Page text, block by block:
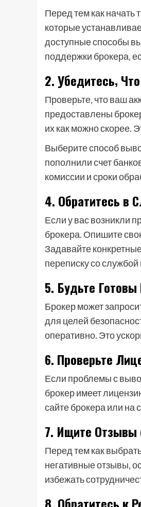
Перед тем как начать
которые
доступные способы
поддержки брокера‚
2. Убедитесь‚
Проверьте‚ что ваш
предоставлены
их как можно скорее.
Выберите способ
пополнили счет
комиссии и сроки
4. Обратитесь в
Если у вас возникли
брокера. Опишите
Задавайте
переписку со
5. Будьте
Брокер может
для целей
оперативно. Это
6. Проверьте
Если проблемы с
брокер имеет
сайте брокера или на
7. Ищите Отзывы
Перед тем как
негативные отзывы‚
избежать